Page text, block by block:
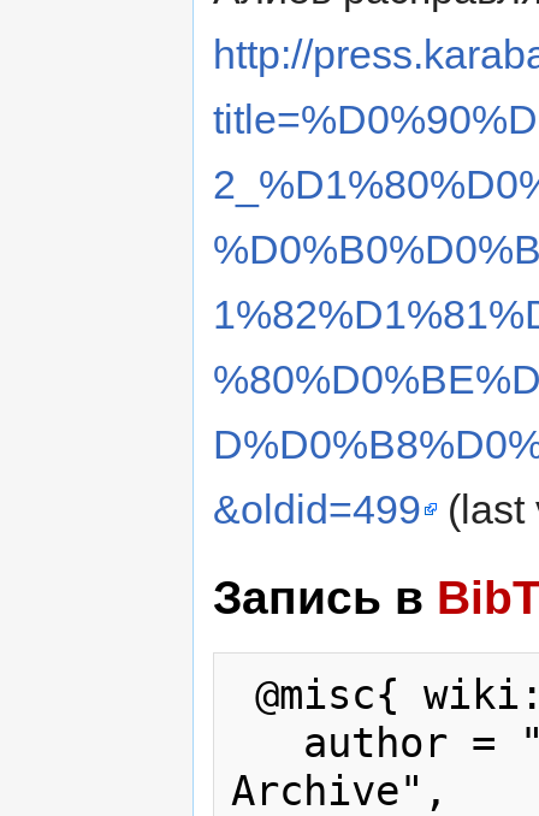
http://
&oldid=499
(last
Запись в
Archive",